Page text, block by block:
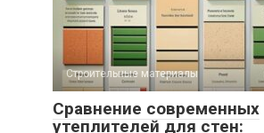
Строительные материалы
Сравнение современных
утеплителей для стен: